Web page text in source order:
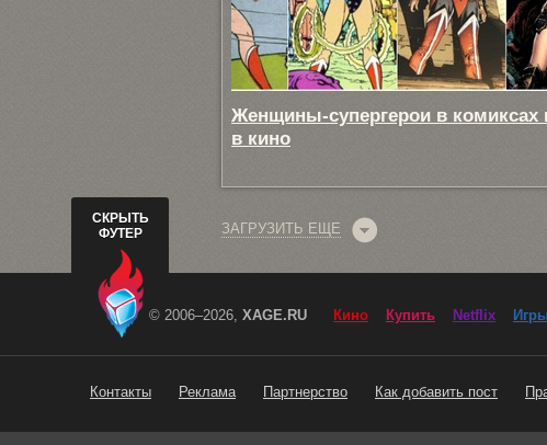
Женщины-супергерои в комиксах
в кино
ЗАГРУЗИТЬ ЕЩЕ
СКРЫТЬ
ФУТЕР
© 2006–2026, XAGE.RU Кино Купить Netflix
Контакты Реклама Партнерство Как добавить пост